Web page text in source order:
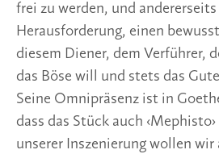
frei zu werden, und
Herausforderung, einen
diesem Diener, dem Verführer,
das Böse will und stets das
Seine Omnipräsenz ist in
dass das Stück auch
unserer Inszenierung wollen wir